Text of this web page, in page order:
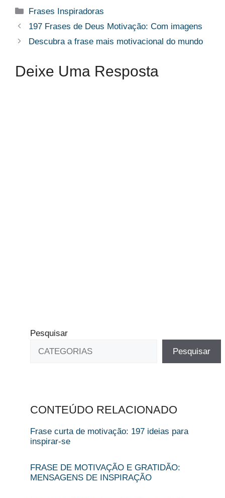
Categorias
Frases Inspiradoras
197 Frases de Deus Motivação: Com imagens
Descubra a frase mais motivacional do mundo
Deixe Uma Resposta
Pesquisar
Pesquisar
CONTEÚDO RELACIONADO
Frase curta de motivação: 197 ideias para
inspirar-se
FRASE DE MOTIVAÇÃO E GRATIDÃO​:
MENSAGENS DE INSPIRAÇÃO